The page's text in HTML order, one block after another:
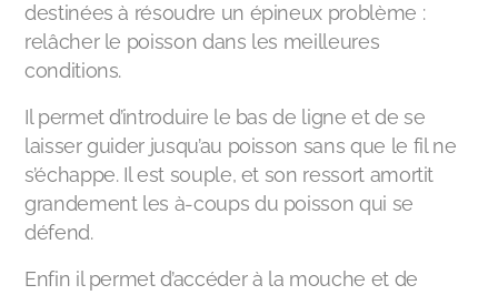
destinées à résoudre un épineux problème :
relâcher le poisson dans les meilleures
conditions.
Il permet d’introduire le bas de ligne et de se
laisser guider jusqu’au poisson sans que le fil ne
s’échappe. Il est souple, et son ressort amortit
grandement les à-coups du poisson qui se
défend.
Enfin il permet d’accéder à la mouche et de